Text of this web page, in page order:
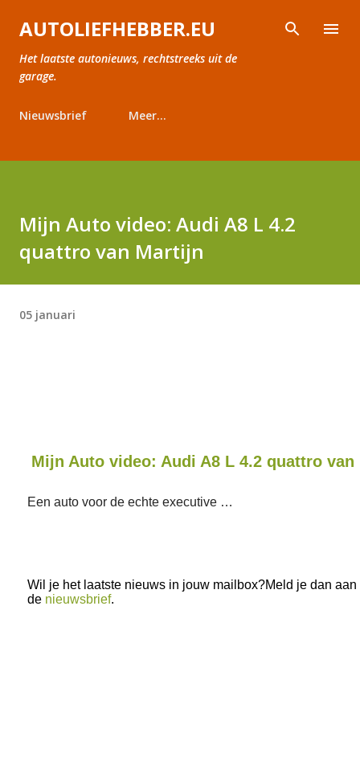
Doorgaan naar hoofdcontent
AUTOLIEFHEBBER.EU
Het laatste autonieuws, rechtstreeks uit de
garage.
Nieuwsbrief Meer…
Mijn Auto video: Audi A8 L 4.2
quattro van Martijn
05 januari
Mijn Auto video: Audi A8 L 4.2 quattro
Een auto voor de echte executive …
Wil je het laatste nieuws in jouw mailbox?Meld je dan aan
de nieuwsbrief.